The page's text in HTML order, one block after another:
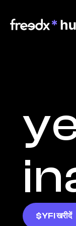
$YFI खरीदें